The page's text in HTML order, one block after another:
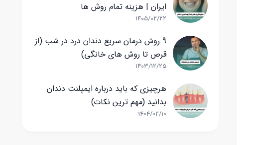
ایران | هزینه تمام روش ها
1405/02/22
9 روش درمان سریع دندان درد در شب (از
قرص تا روش های خانگی)
1403/12/25
هرچیزی که باید درباره ایمپلنت دندان
بدانید (مهم ترین نکات)
1404/02/10